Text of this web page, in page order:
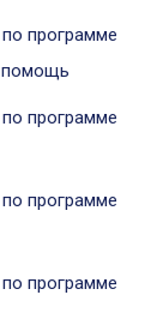
программе
помощь
программе
программе
программе